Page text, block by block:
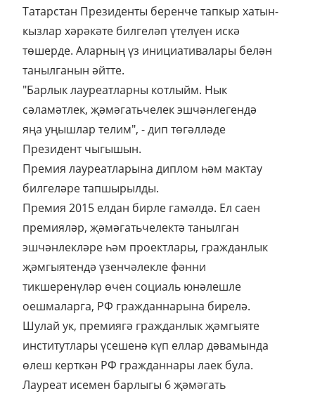
Татарстан Президенты беренче тапкыр хатын-
кызлар хәрәкәте билгеләп үтелүен искә
төшерде. Аларның үз инициативалары белән
танылганын әйтте.
"Барлык лауреатларны котлыйм. Нык
сәламәтлек, җәмәгатьчелек эшчәнлегендә
яңа уңышлар телим", - дип төгәлләде
Президент чыгышын.
Премия лауреатларына диплом һәм мактау
билгеләре тапшырылды.
Премия 2015 елдан бирле гамәлдә. Ел саен
премияләр, җәмәгатьчелектә танылган
эшчәнлекләре һәм проектлары, гражданлык
җәмгыятендә үзенчәлекле фәнни
тикшеренүләр өчен социаль юнәлешле
оешмаларга, РФ гражданнарына бирелә.
Шулай ук, премиягә гражданлык җәмгыяте
институтлары үсешенә күп еллар дәвамында
өлеш керткән РФ гражданнары лаек була.
Лауреат исемен барлыгы 6 җәмәгать